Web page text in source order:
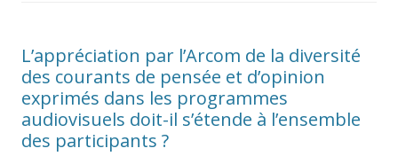
L’appréciation par l’Arcom de la diversité
des courants de pensée et d’opinion
exprimés dans les programmes
audiovisuels doit-il s’étende à l’ensemble
des participants ?